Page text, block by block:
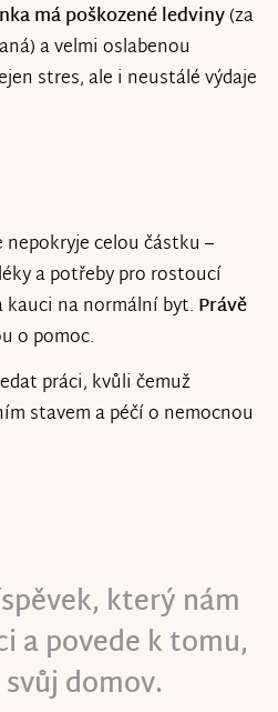
má poškozené ledviny(za
a velmi oslabenou
stres, ale i neustálé výdaje
nepokryje celou částku –
a potřeby pro rostoucí
kauci na normální byt. Právě
o pomoc.
práci, kvůli čemuž
stavem a péčí o nemocnou
který nám
a povede k tomu,
domov.